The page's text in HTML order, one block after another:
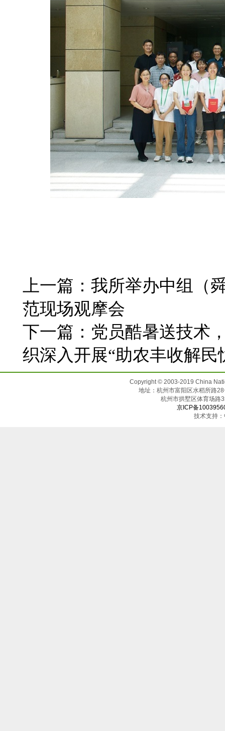
上一篇： 我所举办中组（
范现场观摩会
下一篇： 党员酷暑送技术
织深入开展“助农丰收解民
Copyright © 2003-2019 China
地址：杭州市富阳区水稻所路
杭州市拱墅区体
京ICP备
技术支持